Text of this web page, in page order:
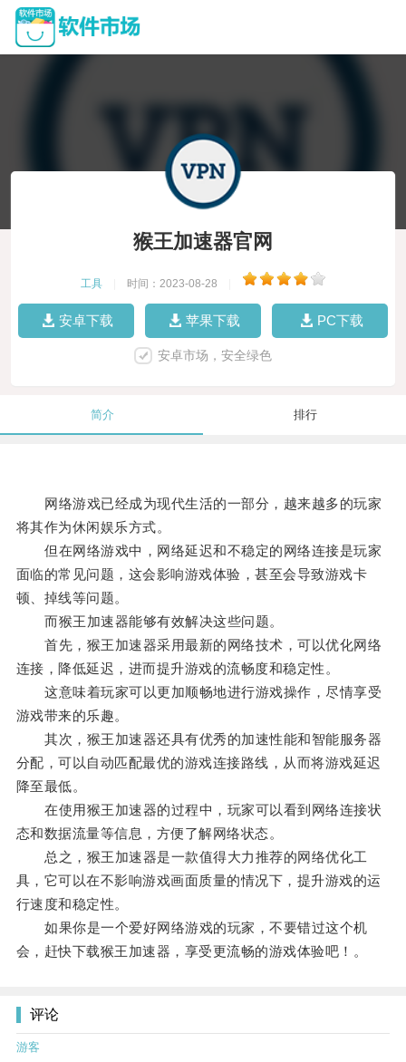
猴王加速器官网
工具 时间：2023-08-28
安卓下载 苹果下载 PC下载
安卓市场，安全绿色
简介 排行
网络游戏已经成为现代生活的一部分，越来越多的玩家
将其作为休闲娱乐方式。
但在网络游戏中，网络延迟和不稳定的网络连接是玩家
面临的常见问题，这会影响游戏体验，甚至会导致游戏卡
顿、掉线等问题。
而猴王加速器能够有效解决这些问题。
首先，猴王加速器采用最新的网络技术，可以优化网络
连接，降低延迟，进而提升游戏的流畅度和稳定性。
这意味着玩家可以更加顺畅地进行游戏操作，尽情享受
游戏带来的乐趣。
其次，猴王加速器还具有优秀的加速性能和智能服务器
分配，可以自动匹配最优的游戏连接路线，从而将游戏延迟
降至最低。
在使用猴王加速器的过程中，玩家可以看到网络连接状
态和数据流量等信息，方便了解网络状态。
总之，猴王加速器是一款值得大力推荐的网络优化工
具，它可以在不影响游戏画面质量的情况下，提升游戏的运
行速度和稳定性。
如果你是一个爱好网络游戏的玩家，不要错过这个机
会，赶快下载猴王加速器，享受更流畅的游戏体验吧！。
评论
游客